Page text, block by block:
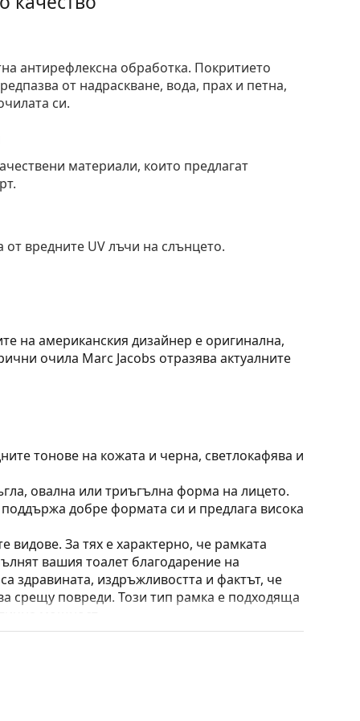
антирефлексна обработка. Покритието
от надраскване, вода, прах и петна,
си.
материали, които предлагат
вредните UV лъчи на слънцето.
на американския дизайнер е оригинална,
очила Marc Jacobs отразява актуалните
тонове на кожата и черна, светлокафява и
овална или триъгълна форма на лицето.
добре формата си и предлага висока
видове. За тях е характерно, че рамката
вашия тоалет благодарение на
здравината, издръжливостта и фактът, че
срещу повреди. Този тип рамка е подходяща
на позицията и комфортното
към формата на носа и по този начин